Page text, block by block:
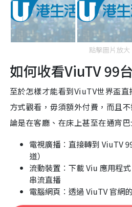
點擊圖片放大
如何收看ViuTV 99
至於怎樣才能看到ViuTV世界盃
方式觀看，毋須額外付費，而且
論是在客廳、在床上甚至在通宵
電視廣播︰直接轉到 ViuTV
道）
流動裝置︰下載 Viu 應用程
串流直播
電腦網頁︰透過 ViuTV 官網